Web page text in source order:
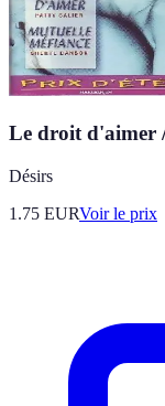
Le droit d'aimer
Désirs
1.75 EURVoir le prix